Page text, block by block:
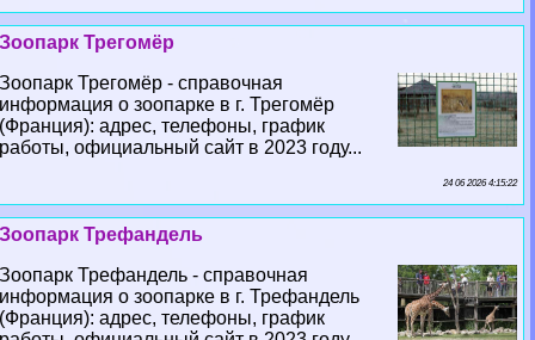
Зоопарк Трегомёр
Зоопарк Трегомёр - справочная
информация о зоопарке в г. Трегомёр
(Франция): адрес, телефоны, график
работы, официальный сайт в 2023 году...
24 06 2026 4:15:22
Зоопарк Трефандель
Зоопарк Трефандель - справочная
информация о зоопарке в г. Трефандель
(Франция): адрес, телефоны, график